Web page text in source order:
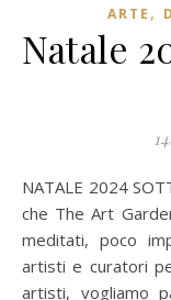
ARTE ,
Natale
NATALE 2024 SOTTO IL SEGNO DELL’ARTE. “Desideriamo
che The Art
meditati, poco
artisti e curatori
artisti, vogliamo